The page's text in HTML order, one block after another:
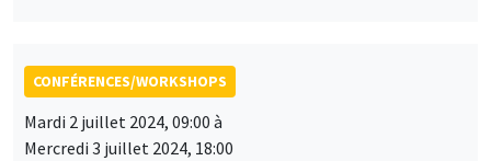
CONFÉRENCES/WORKSHOPS
Mardi 2 juillet 2024, 09:00 à
Mercredi 3 juillet 2024, 18:00